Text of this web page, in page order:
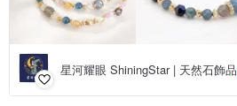
星河耀眼 ShiningStar | 天然石飾品